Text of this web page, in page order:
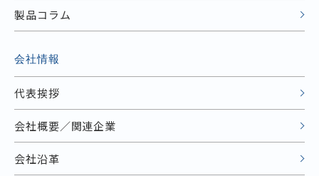
製品コラム
会社情報
代表挨拶
会社概要／関連企業
会社沿革